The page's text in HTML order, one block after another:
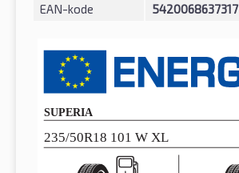
EAN-kode 5420068637317